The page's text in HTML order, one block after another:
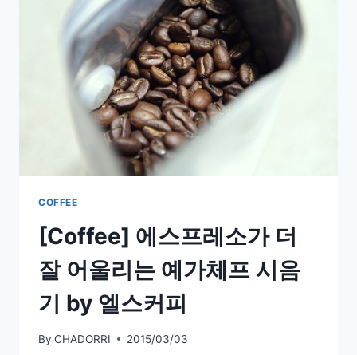
피
를
마
시
기
위
한
조
건
COFFEE
[Coffee] 에스프레소가 더
잘 어울리는 예가체프 시음
기 by 엘스커피
By CHADORRI 2015/03/03